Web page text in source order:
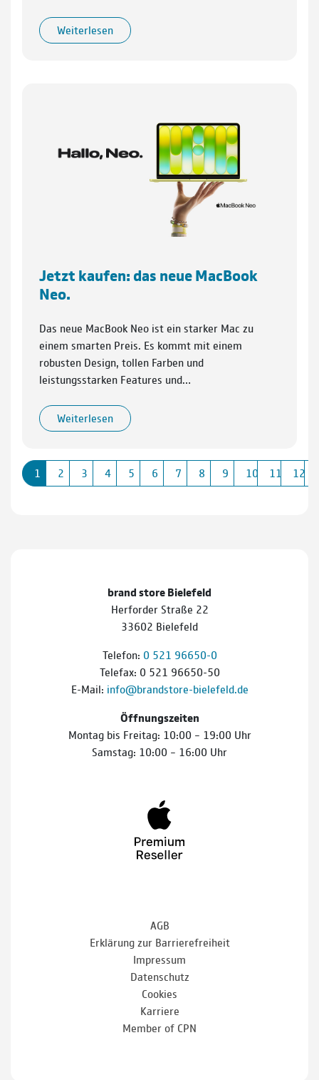
Weiterlesen
Jetzt kaufen: das neue MacBook
Neo.
Das neue MacBook Neo ist ein starker Mac zu
einem smarten Preis. Es kommt mit einem
robusten Design, tollen Farben und
leistungsstarken Features und…
Weiterlesen
1 2 3 4 5 6 7 8 9 10 11 12
brand store Bielefeld
Herforder Straße 22
33602 Bielefeld
Telefon: 0 521 96650-0
Telefax: 0 521 96650-50
E-Mail: info@brandstore-bielefeld.de
Öffnungszeiten
Montag bis Freitag: 10:00 – 19:00 Uhr
Samstag: 10:00 – 16:00 Uhr
AGB
Erklärung zur Barrierefreiheit
Impressum
Datenschutz
Cookies
Karriere
Member of CPN